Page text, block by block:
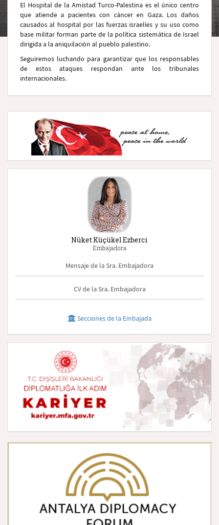
El Hospital de la Amistad Turco-Palestina es el único centro
que atiende a pacientes con cáncer en Gaza. Los daños
causados al hospital por las fuerzas israelíes y su uso como
base militar forman parte de la política sistemática de Israel
dirigida a la aniquilación al pueblo palestino.
Seguiremos luchando para garantizar que los responsables
de estos ataques respondan ante los tribunales
internacionales.
Nüket Küçükel Ezberci
Embajadora
Mensaje de la Sra. Embajadora
CV de la Sra. Embajadora
Secciones de la Embajada